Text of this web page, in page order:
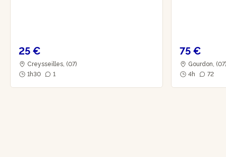
25 €
Creysseilles, (07)
1h30
1
75 €
Gourdon,
4h
72